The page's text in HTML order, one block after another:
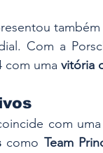
Com a
com uma vitória
com
como Team